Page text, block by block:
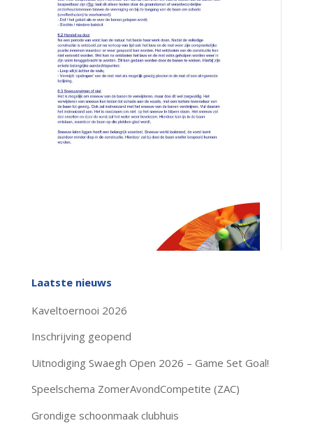
Laatste nieuws
Kaveltoernooi 2026
Inschrijving geopend
Uitnodiging Swaegh Open 2026 – Game Set Goal!
Speelschema ZomerAvondCompetite (ZAC)
Grondige schoonmaak clubhuis